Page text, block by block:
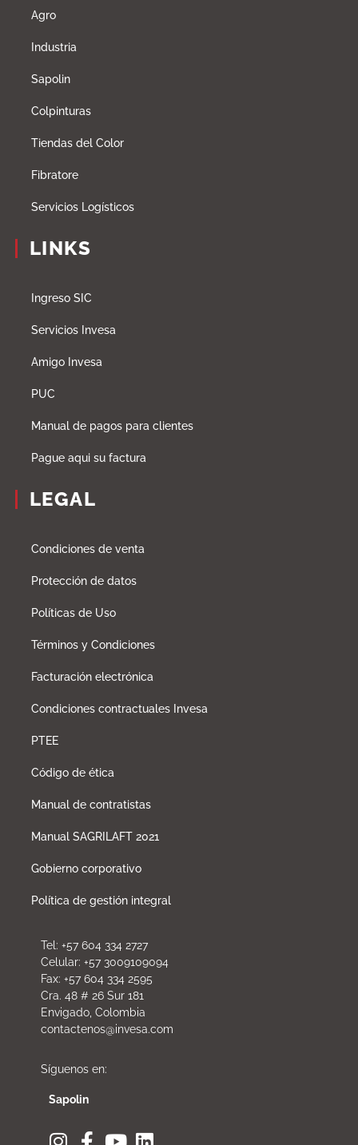
Agro
Industria
Sapolin
Colpinturas
Tiendas del Color
Fibratore
Servicios Logísticos
LINKS
Ingreso SIC
Servicios Invesa
Amigo Invesa
PUC
Manual de pagos para clientes
Pague aqui su factura
LEGAL
Condiciones de venta
Protección de datos
Políticas de Uso
Términos y Condiciones
Facturación electrónica
Condiciones contractuales Invesa
PTEE
Código de ética
Manual de contratistas
Manual SAGRILAFT 2021
Gobierno corporativo
Política de gestión integral
Tel: +57 604 334 2727
Celular: +57 3009109094
Fax: +57 604 334 2595
Cra. 48 # 26 Sur 181
Envigado, Colombia
contactenos@invesa.com
Síguenos en:
Sapolin